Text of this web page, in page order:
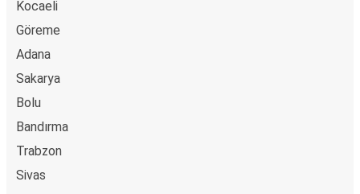
Kocaeli
Göreme
Adana
Sakarya
Bolu
Bandırma
Trabzon
Sivas